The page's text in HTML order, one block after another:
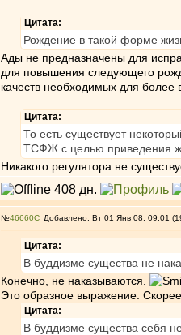
Цитата:
Рождение в такой форме
Ады не предназначены для
для повышения следующего
качеств необходимых для более
Цитата:
То есть существует
ТСФЖ с целью приведения
Никакого регулятора не
№46660 Добавлено: Вт 01 Янв 08, 09:01
Цитата:
В буддизме существа не
Конечно, не наказываются.
Это образное выражение.
Цитата:
В буддизме существа себя